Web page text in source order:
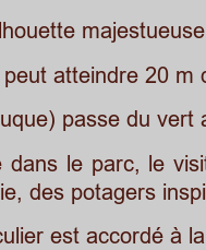
atteindre 20 m
passe du vert
dans le parc, le
des potagers
est accordé à